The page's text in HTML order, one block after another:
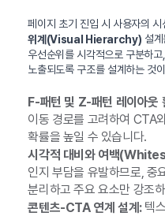
페이지 초기 진입 시 사용자의
위계(Visual Hierarchy) 설
우선순위를 시각적으로 구분하
노출되도록 구조를 설계하는 것
F-패턴 및 Z-패턴 레이아웃
이동 경로를 고려하여 CTA
확률을 높일 수 있습니다.
시각적 대비와 여백
인지 부담을 유발하므로, 중
분리하고 주요 요소만 강조
콘텐츠-CTA 연계 설계:텍